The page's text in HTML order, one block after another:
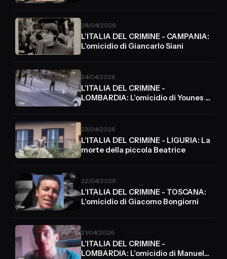
28/04/2026
L'ITALIA DEL CRIMINE - CAMPANIA:
L'omicidio di Giancarlo Siani
24/04/2026
L'ITALIA DEL CRIMINE -
LOMBARDIA: L'omicidio di Younes El
23/04/2026
L'ITALIA DEL CRIMINE - LIGURIA: La
morte della piccola Beatrice
22/04/2026
L'ITALIA DEL CRIMINE - TOSCANA:
L'omicidio di Giacomo Bongiorni
21/04/2026
L'ITALIA DEL CRIMINE -
LOMBARDIA: L'omicidio di Manuel